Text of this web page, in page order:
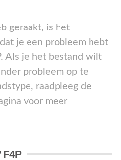
geraakt, is het
je een probleem hebt
Als je het bestand wilt
probleem op te
raadpleeg de
voor meer
F4P